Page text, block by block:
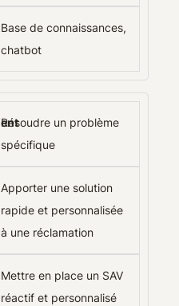
Base de connaissances,
chatbot
Résoudre un problème
spécifique
Apporter une solution
rapide et personnalisée
à une réclamation
Mettre en place un SAV
réactif et personnalisé